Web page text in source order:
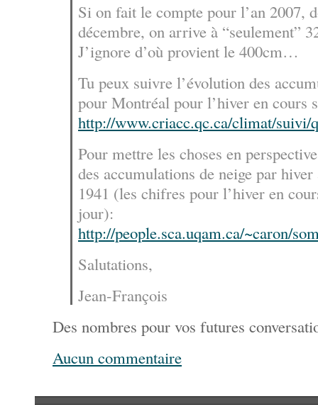
Si on fait le compte pour l’an 2007,
décembre, on arrive à “seulement”
J’ignore d’où provient le 400cm…
Tu peux suivre l’évolution des
pour Montréal pour l’hiver en cours
http://www.criacc.qc.ca/climat/
Pour mettre les choses en
des accumulations de neige par
1941 (les chifres pour l’hiver en
jour):
http://people.sca.uqam.ca/~caron/
Salutations,
Jean-François
Des nombres pour vos futures
Aucun commentaire